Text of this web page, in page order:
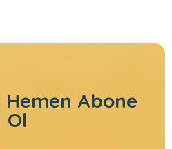
Hemen Abone
Ol